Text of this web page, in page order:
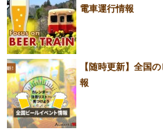
電車運行情報
【随時更新】全国
報